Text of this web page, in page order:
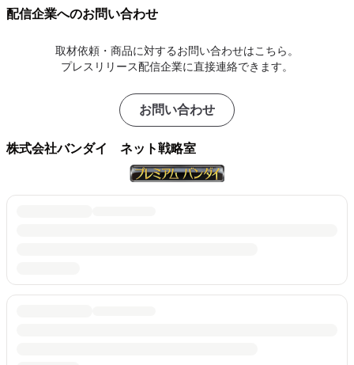
配信企業へのお問い合わせ
取材依頼・商品に対するお問い合わせはこちら。
プレスリリース配信企業に直接連絡できます。
お問い合わせ
株式会社バンダイ ネット戦略室